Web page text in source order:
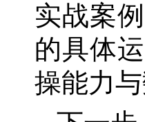
实战案
的具体
操能力